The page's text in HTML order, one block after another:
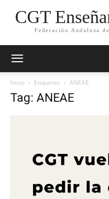
CGT
Federación Andaluza
Inicio Etiquetas ANEAE
Tag: ANEAE